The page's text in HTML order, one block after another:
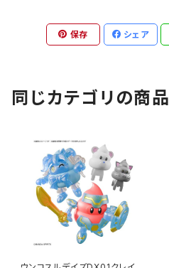
保存 シェア
同じカテゴリの商品